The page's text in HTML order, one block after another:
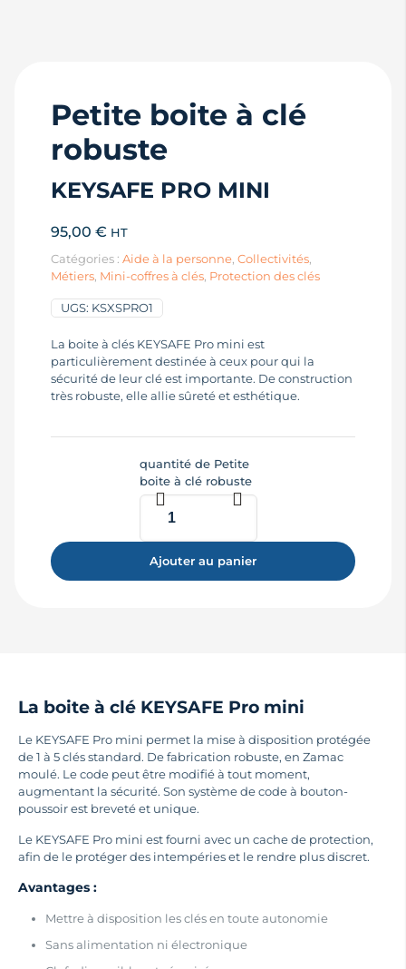
Petite boite à clé
robuste
KEYSAFE PRO MINI
95,00 € HT
Catégories : Aide à la personne, Collectivités,
Métiers, Mini-coffres à clés, Protection des clés
UGS: KSXSPRO1
La boite à clés KEYSAFE Pro mini est
particulièrement destinée à ceux pour qui la
sécurité de leur clé est importante. De construction
très robuste, elle allie sûreté et esthétique.
quantité de Petite
boite à clé robuste
Ajouter au panier
La boite à clé KEYSAFE Pro mini
Le KEYSAFE Pro mini permet la mise à disposition protégée
de 1 à 5 clés standard. De fabrication robuste, en Zamac
moulé. Le code peut être modifié à tout moment,
augmentant la sécurité. Son système de code à bouton-
poussoir est breveté et unique.
Le KEYSAFE Pro mini est fourni avec un cache de protection,
afin de le protéger des intempéries et le rendre plus discret.
Avantages :
Mettre à disposition les clés en toute autonomie
Sans alimentation ni électronique